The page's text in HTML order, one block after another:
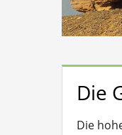
Die
Die